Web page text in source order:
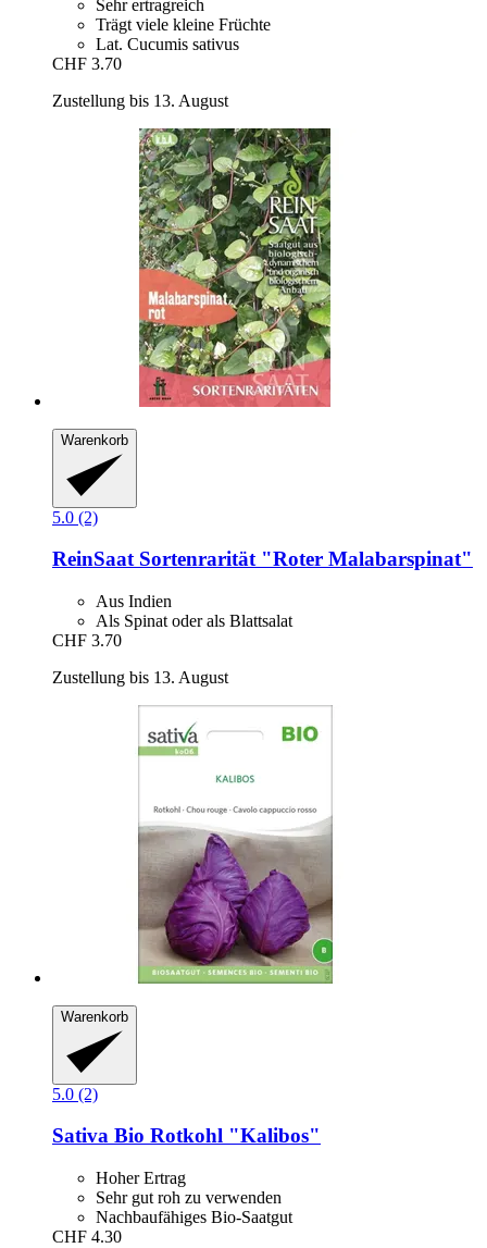
Sehr ertragreich
Trägt viele kleine Früchte
Lat. Cucumis sativus
CHF 3.70
Zustellung bis 13. August
Warenkorb
5.0 (2)
ReinSaatSortenrarität "Roter Malabarspinat"
Aus Indien
Als Spinat oder als Blattsalat
CHF 3.70
Zustellung bis 13. August
Warenkorb
5.0 (2)
Sativa Bio Rotkohl "Kalibos"
Hoher Ertrag
Sehr gut roh zu verwenden
Nachbaufähiges Bio-Saatgut
CHF 4.30